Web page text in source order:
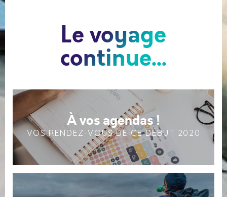
Le voyage
continue...
À vos agendas !
VOS RENDEZ-VOUS DE CE DÉBUT 2020